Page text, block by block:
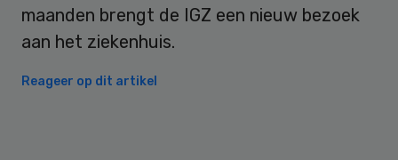
maanden brengt de IGZ een nieuw bezoek
aan het ziekenhuis.
Reageer op dit artikel